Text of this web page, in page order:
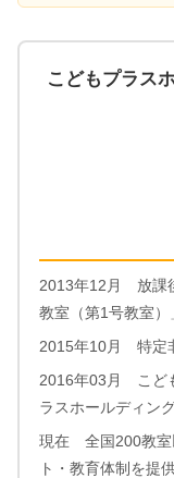
こどもプラス
2013年12月 放課
教室（第1号教室）
2015年10月 特定
2016年03月 こど
ラスホールディン
現在 全国200教室
ト・教育体制を提